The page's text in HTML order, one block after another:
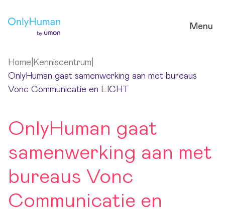
Menu
Home Kenniscentrum
OnlyHuman gaat samenwerking aan met bureaus
Vonc Communicatie en LICHT
OnlyHuman gaat
samenwerking aan met
bureaus Vonc
Communicatie en